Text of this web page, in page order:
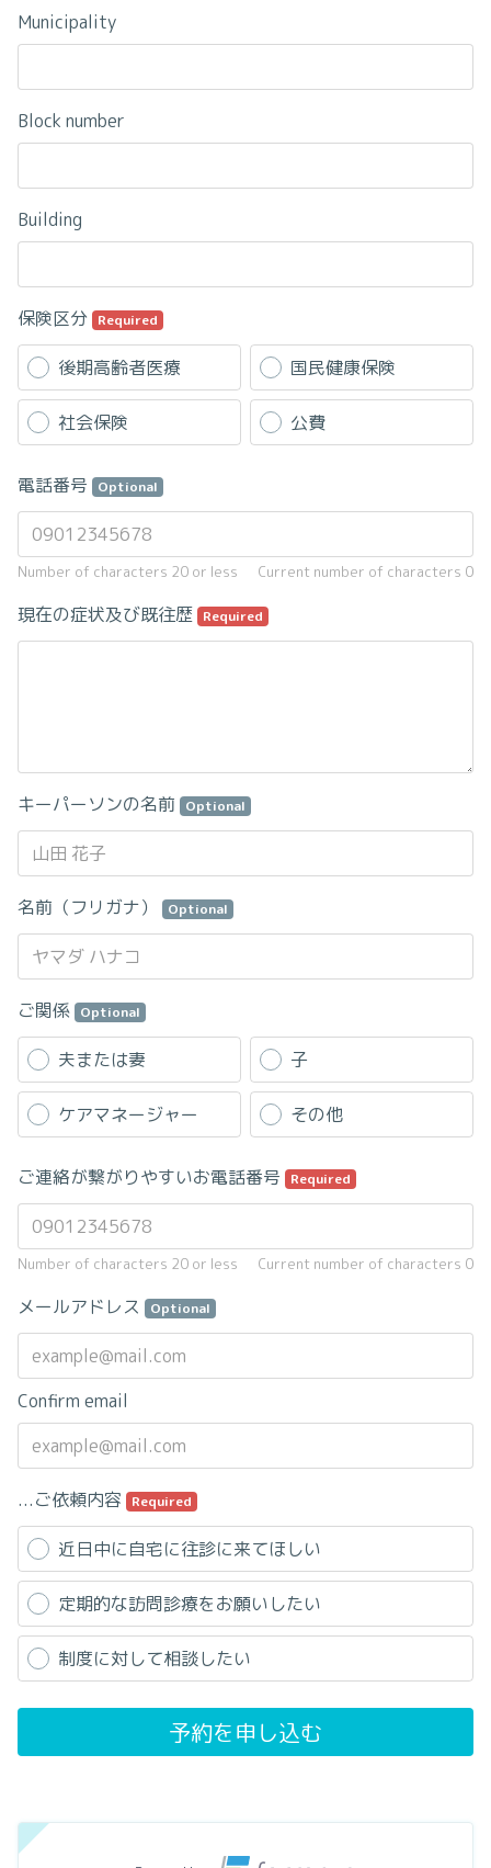
Municipality
Block number
Building
保険区分 Required
後期高齢者医療 国民健康保険
社会保険 公費
電話番号 Optional
Number of characters 20 or less Current number of characters 0
現在の症状及び既往歴 Required
キーパーソンの名前 Optional
名前（フリガナ） Optional
ご関係 Optional
夫または妻 子
ケアマネージャー その他
ご連絡が繋がりやすいお電話番号 Required
Number of characters 20 or less Current number of characters 0
メールアドレス Optional
Confirm email
...ご依頼内容 Required
近日中に自宅に往診に来てほしい
定期的な訪問診療をお願いしたい
制度に対して相談したい
予約を申し込む